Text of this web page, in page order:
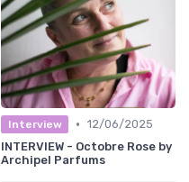
Interview • 12/06/2025
INTERVIEW - Octobre Rose by
Archipel Parfums